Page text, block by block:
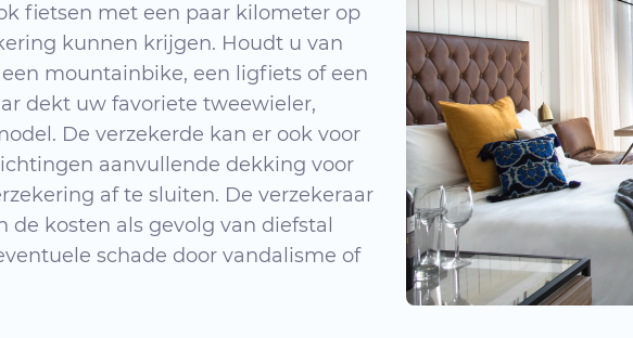
fietsen met een paar kilometer op
kunnen krijgen. Houdt u van
mountainbike, een ligfiets of een
dekt uw favoriete tweewieler,
De verzekerde kan er ook voor
aanvullende dekking voor
af te sluiten. De verzekeraar
kosten als gevolg van diefstal
schade door vandalisme of